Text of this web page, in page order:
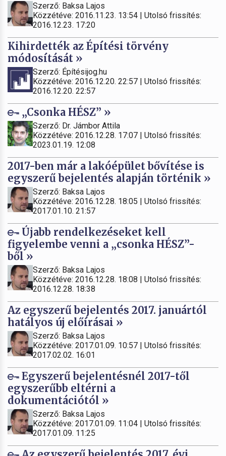
Szerző: Baksa Lajos
Közzétéve: 2016.11.23. 13:54 | Utolsó frissítés:
2016.12.23. 17:20
Kihirdették az Építési törvény
módosítását »
Szerző: Építésijog.hu
Közzétéve: 2016.12.20. 22:57 | Utolsó frissítés:
2016.12.20. 22:57
„Csonka HÉSZ” »
Szerző: Dr. Jámbor Attila
Közzétéve: 2016.12.28. 17:07 | Utolsó frissítés:
2023.01.19. 12:08
2017-ben már a lakóépület bővítése is
egyszerű bejelentés alapján történik »
Szerző: Baksa Lajos
Közzétéve: 2016.12.28. 18:05 | Utolsó frissítés:
2017.01.10. 21:57
Újabb rendelkezéseket kell
figyelembe venni a „csonka HÉSZ”-
ből »
Szerző: Baksa Lajos
Közzétéve: 2016.12.28. 18:08 | Utolsó frissítés:
2016.12.28. 18:38
Az egyszerű bejelentés 2017. januártól
hatályos új előírásai »
Szerző: Baksa Lajos
Közzétéve: 2017.01.09. 10:57 | Utolsó frissítés:
2017.02.02. 16:01
Egyszerű bejelentésnél 2017-től
egyszerűbb eltérni a
dokumentációtól »
Szerző: Baksa Lajos
Közzétéve: 2017.01.09. 11:04 | Utolsó frissítés:
2017.01.09. 11:25